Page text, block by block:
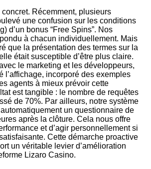
Récemment, plusieurs
une confusion sur les conditions
d’un bonus “Free Spins”. Nos
à chacun individuellement. Mais
que la présentation des termes sur la
était susceptible d’être plus claire.
le marketing et les développeurs,
l’affichage, incorporé des exemples
agents à mieux prévoir cette
est tangible : le nombre de requêtes
de 70%. Par ailleurs, notre système
un questionnaire de
après la clôture. Cela nous offre
et d’agir personnellement si
Cette démarche proactive
un véritable levier d’amélioration
Lizaro Casino.